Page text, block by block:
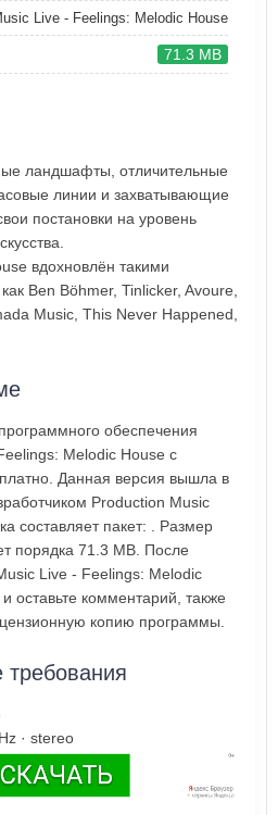
Live - Feelings: Melodic House
71.3 MB
ландшафты, отличительные
линии и захватывающие
постановки на уровень
вдохновлён такими
Ben Böhmer, Tinlicker, Avoure,
Music, This Never Happened,
обеспечения
Melodic House с
Данная версия вышла в
Production Music
составляет пакет: . Размер
порядка 71.3 MB. После
Live - Feelings: Melodic
оставьте комментарий, также
копию программы.
· stereo